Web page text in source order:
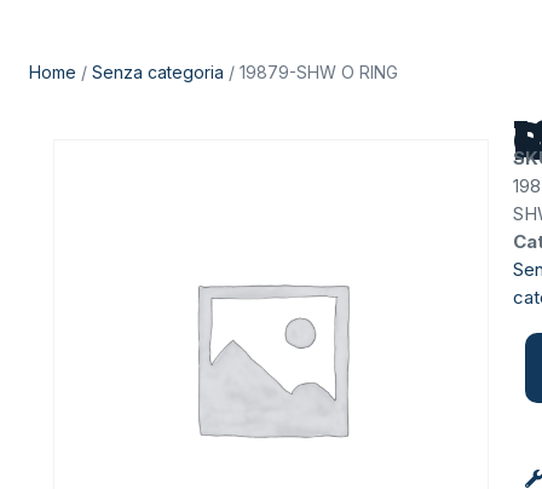
Home / Senza categoria / 19879-SHW O RING